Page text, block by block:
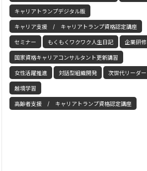
キャリアトランプデジタル版
キャリア支援 / キャリアトランプ資格認定講座
セミナー もくもくワクワク人生日記 企業研修
国家資格キャリアコンサルタント更新講習
女性活躍推進 対話型組織開発 次世代リーダー
越境学習
高齢者支援 / キャリアトランプ資格認定講座